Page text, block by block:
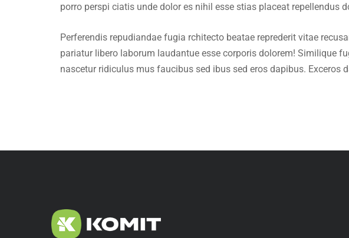
porro perspi ciatis unde dolor es nihil esse stias placeat repellendus
Perferendis repudiandae fugia rchitecto beatae reprederit vitae
pariatur libero laborum laudantue esse corporis dolorem! Similique
nascetur ridiculus mus faucibus sed ibus sed eros dapibus. Exceros